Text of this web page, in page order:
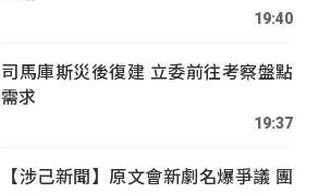
19:40
司馬庫斯災後復建 立委前往考察盤點
需求
19:37
【涉己新聞】原文會新劇名爆爭議 團